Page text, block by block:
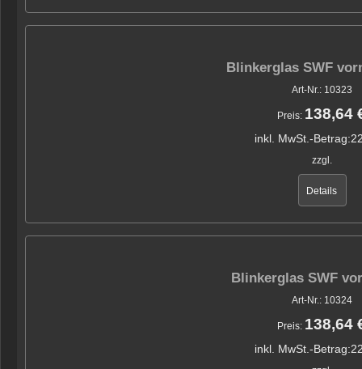
Blinkerglas SWF
Art-Nr.: 10323
Preis: 138,64
inkl. MwSt.-Betrag:
zzgl.
Details
Blinkerglas SWF
Art-Nr.: 10324
Preis: 138,64
inkl. MwSt.-Betrag: